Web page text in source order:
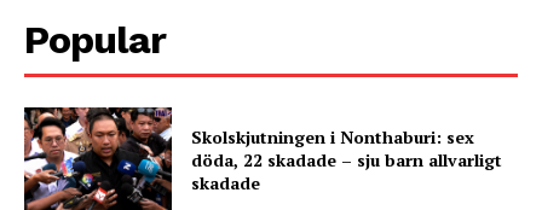
Popular
Skolskjutningen i Nonthaburi: sex
döda, 22 skadade – sju barn allvarligt
skadade